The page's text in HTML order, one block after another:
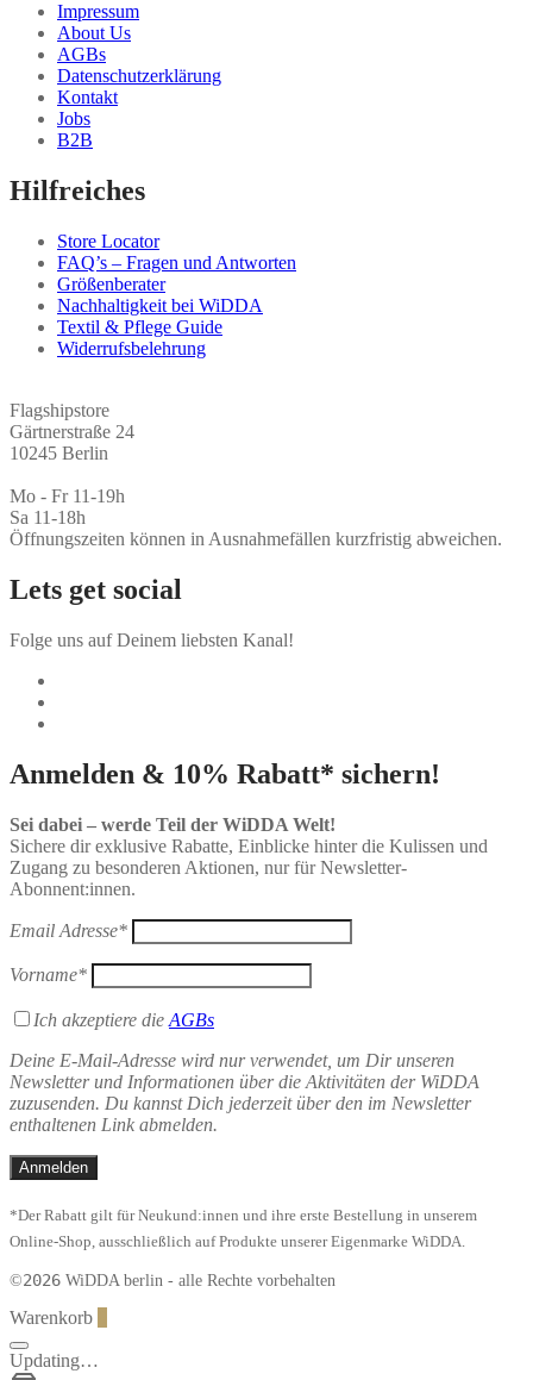
Impressum
About Us
AGBs
Datenschutzerklärung
Kontakt
Jobs
B2B
Hilfreiches
Store Locator
FAQ’s – Fragen und Antworten
Größenberater
Nachhaltigkeit bei WiDDA
Textil & Pflege Guide
Widerrufsbelehrung
Flagshipstore
Gärtnerstraße 24
10245 Berlin
Mo - Fr 11-19h
Sa 11-18h
Öffnungszeiten können in Ausnahmefällen kurzfristig abweichen.
Lets get social
Folge uns auf Deinem liebsten Kanal!
Anmelden & 10% Rabatt* sichern!
Sei dabei – werde Teil der WiDDA Welt!
Sichere dir exklusive Rabatte, Einblicke hinter die Kulissen und
Zugang zu besonderen Aktionen, nur für Newsletter-
Abonnent:innen.
Email Adresse*
Vorname*
Ich akzeptiere die AGBs
Deine E-Mail-Adresse wird nur verwendet, um Dir unseren
Newsletter und Informationen über die Aktivitäten der WiDDA
zuzusenden. Du kannst Dich jederzeit über den im Newsletter
enthaltenen Link abmelden.
*Der Rabatt gilt für Neukund:innen und ihre erste Bestellung in unserem
Online-Shop, ausschließlich auf Produkte unserer Eigenmarke WiDDA.
©2026 WiDDA berlin - alle Rechte vorbehalten
Warenkorb
Updating…